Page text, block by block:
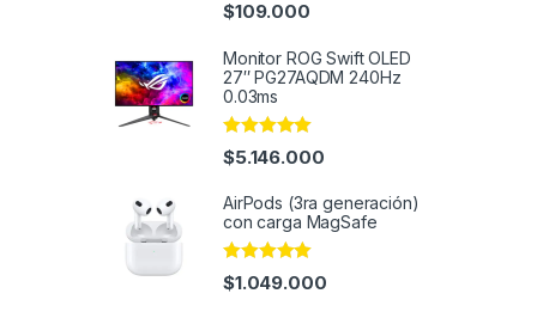
out of 5
$109.000
Monitor ROG Swift OLED
27″ PG27AQDM 240Hz
0.03ms
Rated5.00
out of 5
$5.146.000
AirPods (3ra generación)
con carga MagSafe
Rated5.00
out of 5
$1.049.000